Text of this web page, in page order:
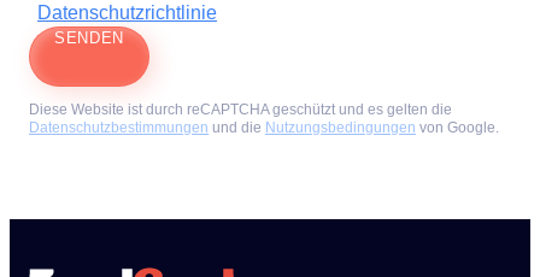
Datenschutzrichtlinie
SENDEN
Diese Website ist durch reCAPTCHA geschützt und es gelten die
Datenschutzbestimmungen und die Nutzungsbedingungen von Google.